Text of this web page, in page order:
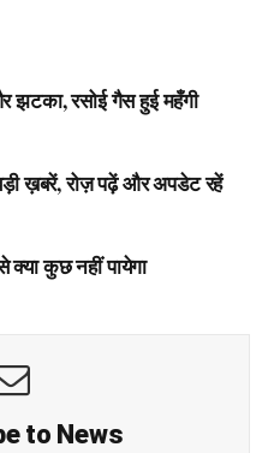
रसोई गैस हुई महँगी
ख़बरें, रोज़ पढ़ें और अपडेट रहें
कुछ नहीं पायेगा
to News